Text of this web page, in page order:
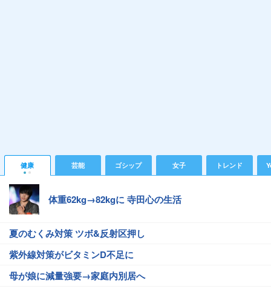
健康 芸能 ゴシップ 女子 トレンド
体重62kg→82kgに 寺田心の生活
夏のむくみ対策 ツボ&反射区押し
紫外線対策がビタミンD不足に
母が娘に減量強要→家庭内別居へ